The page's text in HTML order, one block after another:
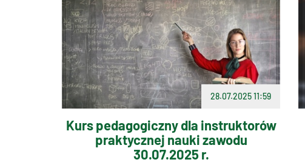
28.07.2025 11:59
Kurs pedagogiczny dla instruktorów
praktycznej nauki zawodu
30.07.2025 r.